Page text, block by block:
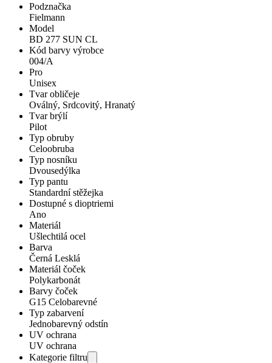
Podznačka
Fielmann
Model
BD 277 SUN CL
Kód barvy výrobce
004/A
Pro
Unisex
Tvar obličeje
Oválný, Srdcovitý, Hranatý
Tvar brýlí
Pilot
Typ obruby
Celoobruba
Typ nosníku
Dvousedýlka
Typ pantu
Standardní stěžejka
Dostupné s dioptriemi
Ano
Materiál
Ušlechtilá ocel
Barva
Černá Lesklá
Materiál čoček
Polykarbonát
Barvy čoček
G15 Celobarevné
Typ zabarvení
Jednobarevný odstín
UV ochrana
UV ochrana
Kategorie filtru